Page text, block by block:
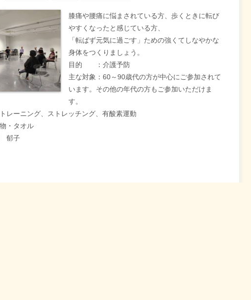
膝痛や腰痛に悩まされている方、歩くときに転び
やすくなったと感じている方、
「転ばず元気に過ごす」ための強くてしなやかな
身体をつくりましょう。
目的 ：介護予防
主な対象：60～90歳代の方が中心にご参加されて
います。その他の年代の方もご参加いただけま
す。
レーニング、ストレッチング、有酸素運動
・タオル
郁子